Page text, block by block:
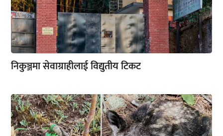
निकुञ्जमा सेवाग्राहीलाई विद्युतीय टिकट